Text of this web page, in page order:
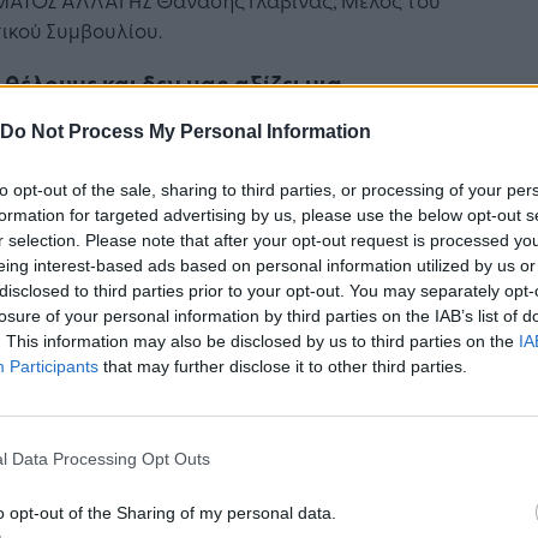
Do Not Process My Personal Information
opt-out of the sale, sharing to third parties, or processing of your
for targeted advertising by us, please use the below opt-out
selection. Please note that after your opt-out request is processed
interest-based ads based on personal information utilized by us
to third parties prior to your opt-out. You may separately
of your personal information by third parties on the IAB’s list of
This information may also be disclosed by us to third parties on the
Participants that may further disclose it to other third parties.
Data Processing Opt Outs
opt-out of the Sharing of my personal data.
Συμβουλίου.
και δεν μας αξίζει μια
άλλων»
Ανάπτυξης αρμόδιος για την Έρευνα
Σταύρος Καλαφάτης, αναφέρθηκε
αναπτυξιακή ταυτότητα της πόλης, την
μεγάλων έργων (6ος προβλήτας ΟΛΘ,
Πάρκο Γκόνου, Σιδηροδρομικές
και συγκεκριμένα χρηματοδοτικά
όπως τα 2,9 δισ. ευρώ επιχειρηματικής
της Θεσσαλονίκης μέσω ΕΣΠΑ,
«Δεν θέλουμε και δεν μας αξίζει μια